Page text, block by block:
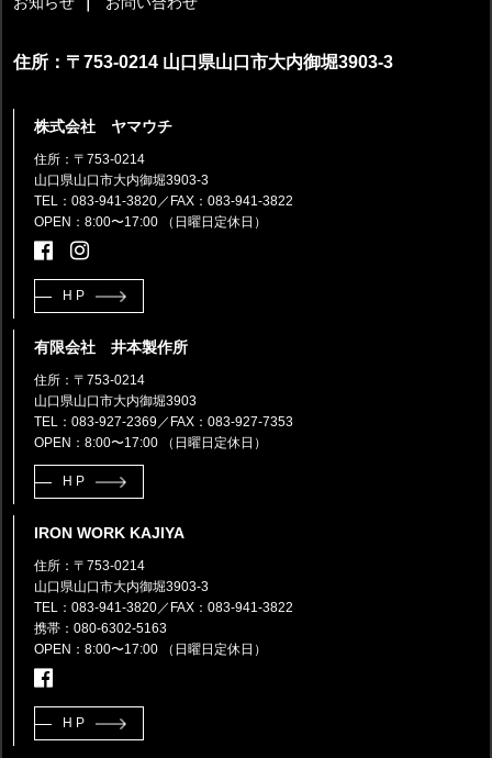
住所：〒753-0214 山口県山口市大内御堀3903-3
株式会社 ヤマウチ
住所：〒753-0214
山口県山口市大内御堀3903-3
TEL：083-941-3820 ／FAX：083-941-3822
OPEN：8:00〜17:00 （日曜日定休日）
HP
有限会社 井本製作所
住所：〒753-0214
山口県山口市大内御堀3903
TEL：083-927-2369 ／FAX：083-927-7353
OPEN：8:00〜17:00 （日曜日定休日）
HP
IRON WORK KAJIYA
住所：〒753-0214
山口県山口市大内御堀3903-3
TEL：083-941-3820 ／FAX：083-941-3822
携帯：080-6302-5163
OPEN：8:00〜17:00 （日曜日定休日）
HP